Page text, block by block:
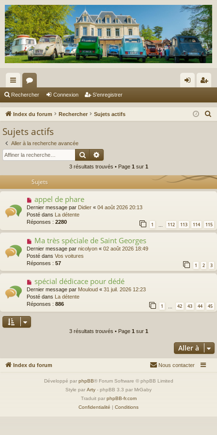
cc
ès
pi
de
or
u ne nr
Rechercher Connexion S’enregistrer
Index du forum Rechercher Sujets actifs
c
h
Sujets actifs
Aller à la recherche avancée
Rechercher
3 résultats trouvés • Page 1 sur 1
Sujets
N
v
a
m
e
s
s
g
e
appel de phare
Dernier message par Didier « 04 août 2026 20:13
Posté dans
La détente
Réponses : 2280 1 112 113 114 115
N
v
e
a
u
m
e
s
s
Ma très spéciale de Saint Georges
Dernier message par nicolyon « 02 août 2026 18:49
Posté dans Vos voitures
Réponses : 57 1 2 3
N
v
e
a
g
spécial dédicace pour dédé
Dernier message par Mouloud « 31 juil. 2026 12:23
Posté dans La détente
Réponses : 886 1 … 42 43 44 45
3 résultats trouvés • Page 1sur 1
Aller à
Index du forum Nous contacter
Développé par phpBB® Forum Software © phpBB Limited
Style par Arty - phpBB 3.3 par MrGaby
Traduit par phpBB-fr.com
Confidentialité
Conditions